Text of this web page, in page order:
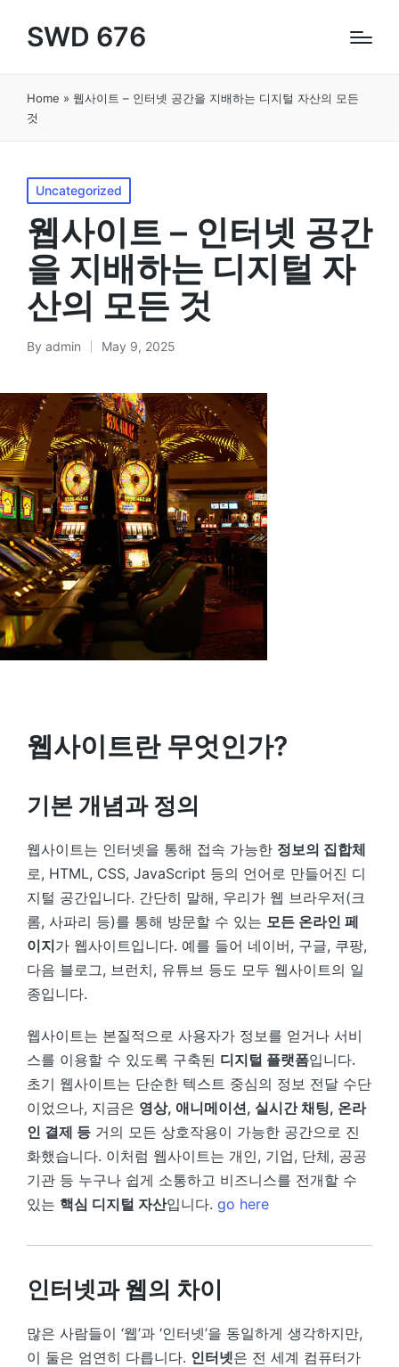
SWD 676
Home » 웹사이트 – 인터넷 공간을 지배하는 디지털 자산의 모든
것
Posted
in
Uncategorized
웹사이트 – 인터넷 공간
을 지배하는 디지털 자
산의 모든 것
Posted
By admin May 9, 2025
웹사이트란 무엇인가?
기본 개념과 정의
웹사이트는 인터넷을 통해 접속 가능한 정보의 집합체
로, HTML, CSS, JavaScript 등의 언어로 만들어진 디
지털 공간입니다. 간단히 말해, 우리가 웹 브라우저(크
롬, 사파리 등)를 통해 방문할 수 있는 모든 온라인 페
이지가 웹사이트입니다. 예를 들어 네이버, 구글, 쿠팡,
다음 블로그, 브런치, 유튜브 등도 모두 웹사이트의 일
종입니다.
웹사이트는 본질적으로 사용자가 정보를 얻거나 서비
스를 이용할 수 있도록 구축된 디지털 플랫폼입니다.
초기 웹사이트는 단순한 텍스트 중심의 정보 전달 수단
이었으나, 지금은 영상, 애니메이션, 실시간 채팅, 온라
인 결제 등 거의 모든 상호작용이 가능한 공간으로 진
화했습니다. 이처럼 웹사이트는 개인, 기업, 단체, 공공
기관 등 누구나 쉽게 소통하고 비즈니스를 전개할 수
있는 핵심 디지털 자산입니다. go here
인터넷과 웹의 차이
많은 사람들이 ‘웹’과 ‘인터넷’을 동일하게 생각하지만,
이 둘은 엄연히 다릅니다. 인터넷은 전 세계 컴퓨터가